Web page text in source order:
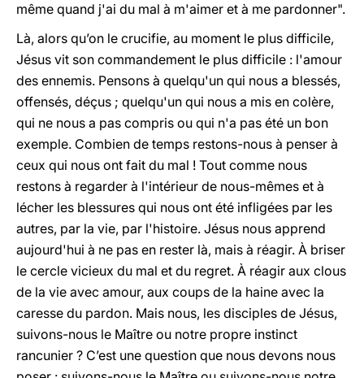
même quand j'ai du mal à m'aimer et à me pardonner".
Là, alors qu’on le crucifie, au moment le plus difficile,
Jésus vit son commandement le plus difficile : l'amour
des ennemis. Pensons à quelqu'un qui nous a blessés,
offensés, déçus ; quelqu'un qui nous a mis en colère,
qui ne nous a pas compris ou qui n'a pas été un bon
exemple. Combien de temps restons-nous à penser à
ceux qui nous ont fait du mal ! Tout comme nous
restons à regarder à l'intérieur de nous-mêmes et à
lécher les blessures qui nous ont été infligées par les
autres, par la vie, par l'histoire. Jésus nous apprend
aujourd'hui à ne pas en rester là, mais à réagir. À briser
le cercle vicieux du mal et du regret. À réagir aux clous
de la vie avec amour, aux coups de la haine avec la
caresse du pardon. Mais nous, les disciples de Jésus,
suivons-nous le Maître ou notre propre instinct
rancunier ? C’est une question que nous devons nous